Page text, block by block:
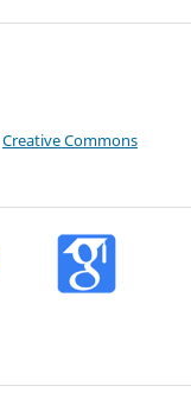
Creative Commons